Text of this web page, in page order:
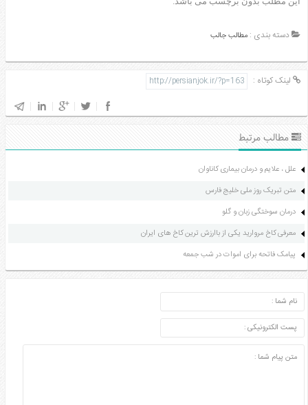
جوک
لباس
عکس
ورزش
دسته بندی : مطالب جالب
لینک کوتاه :
مطالب مرتبط
علل ، علایم و درمان بیماری کاناوان
متن تبریک روز ملی خلیج فارس
درمان سوختگی زبان و گلو
معرفی کاخ مروارید یکی از باارزش ترین کاخ های ایران
پیامک فاتحه برای اموات در شب جمعه
ارسال دیدگاه